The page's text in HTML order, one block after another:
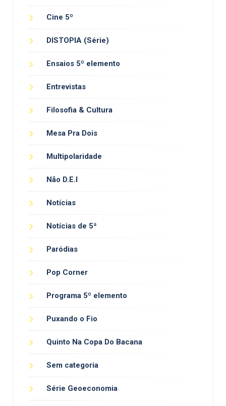
Cine 5º
DISTOPIA (Série)
Ensaios 5º elemento
Entrevistas
Filosofia & Cultura
Mesa Pra Dois
Multipolaridade
Não D.E.I
Notícias
Notícias de 5ª
Paródias
Pop Corner
Programa 5º elemento
Puxando o Fio
Quinto Na Copa Do Bacana
Sem categoria
Série Geoeconomia